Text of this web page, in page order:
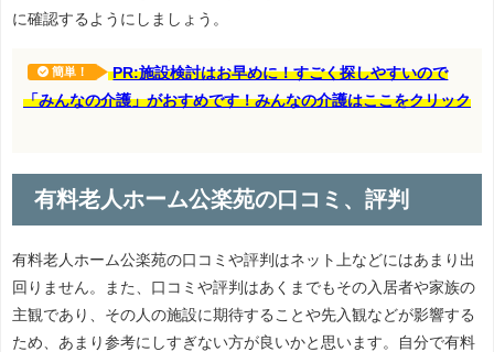
に確認するようにしましょう。
簡単！
PR:施設検討はお早めに！すごく探しやすいので
「みんなの介護」がおすめです！みんなの介護はここをクリック
有料老人ホーム公楽苑の口コミ、評判
有料老人ホーム公楽苑の口コミや評判はネット上などにはあまり出
回りません。また、口コミや評判はあくまでもその入居者や家族の
主観であり、その人の施設に期待することや先入観などが影響する
ため、あまり参考にしすぎない方が良いかと思います。自分で有料